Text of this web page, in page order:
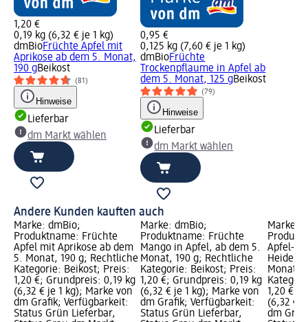
1,20 €
0,19 kg (6,32 € je 1 kg)
dmBioFrüchte Apfel mit
Aprikose ab dem 5. Monat,
190 gBeikost
(81)
Hinweise
Lieferbar
dm Markt wählen
0,95 €
0,125 kg (7,60 € je 1 kg)
dmBioFrüchte
Trockenpflaume in Apfel ab
dem 5. Monat, 125 gBeikost
(79)
Hinweise
Lieferbar
dm Markt wählen
Andere Kunden kauften auch
Marke: dmBio;
Produktname: Früchte
Apfel mit Aprikose ab dem
5. Monat, 190 g; Rechtliche
Kategorie: Beikost; Preis:
1,20 €; Grundpreis: 0,19 kg
(6,32 € je 1 kg); Marke von
dm Grafik; Verfügbarkeit:
Status Grün Lieferbar,
Marke: dmBio;
Produktname: Früchte
Mango in Apfel, ab dem 5.
Monat, 190 g; Rechtliche
Kategorie: Beikost; Preis:
1,20 €; Grundpreis: 0,19 kg
(6,32 € je 1 kg); Marke von
dm Grafik; Verfügbarkeit:
Status Grün Lieferbar,
Marke:
Apfel-
Monat,
1,20 €;
(6,32 €
dm